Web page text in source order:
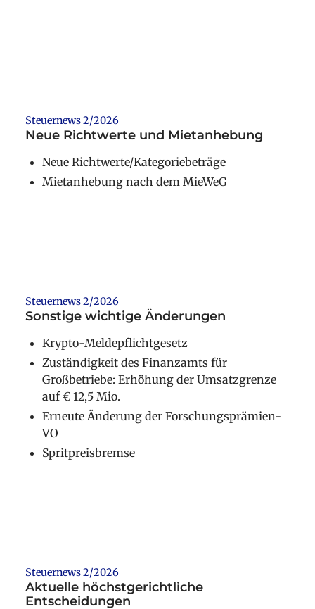
Steuernews 2/2026
Neue Richtwerte und Mietanhebung
Neue Richtwerte/Kategoriebeträge
Mietanhebung nach dem MieWeG
Steuernews 2/2026
Sonstige wichtige Änderungen
Krypto-Meldepflichtgesetz
Zuständigkeit des Finanzamts für
Großbetriebe: Erhöhung der Umsatzgrenze
auf € 12,5 Mio.
Erneute Änderung der Forschungsprämien-
VO
Spritpreisbremse
Steuernews 2/2026
Aktuelle höchstgerichtliche
Entscheidungen